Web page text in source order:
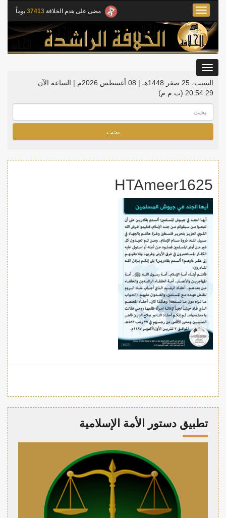
مضى على هدم الخلافة 37413 يوماً
Toggle
navigation
السبت، 25 صفر 1448هـ | 08 أغسطس 2026م |
الساعة الآن:
20:54:30 (ت.م.م)
بحث
HTAmeer1625
تطبيق دستور الأمة الإسلامية